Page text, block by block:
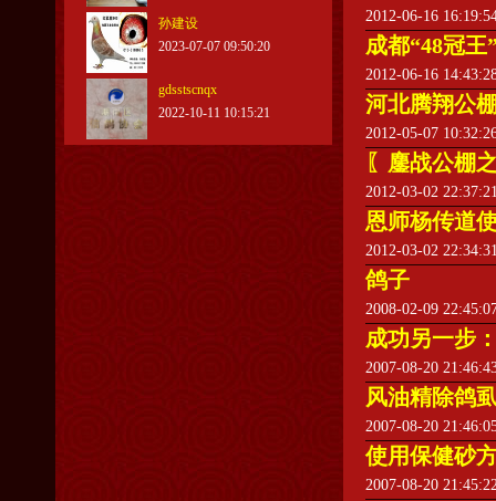
孙建设
2023-07-07 09:50:20
gdsstscnqx
2022-10-11 10:15:21
2012-06-16
成都“48冠王
2012-06-16
河北腾翔公
2012-05-07
〖鏖战公棚
2012-03-02
恩师杨传道
2012-03-02
鸽子
2008-02-09
成功另一步
2007-08-20
风油精除鸽
2007-08-20
使用保健砂
2007-08-20